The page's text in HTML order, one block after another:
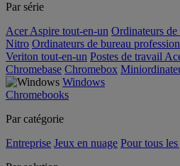
Par série
Acer Aspire tout-en-un Ordinateurs
Nitro Ordinateurs de bureau
Veriton tout-en-un Postes de travail
Chromebase Chromebox
Windows
Chromebooks
Par catégorie
Entreprise Jeux en nuage Pour tous